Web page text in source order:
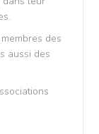
des
aussi des